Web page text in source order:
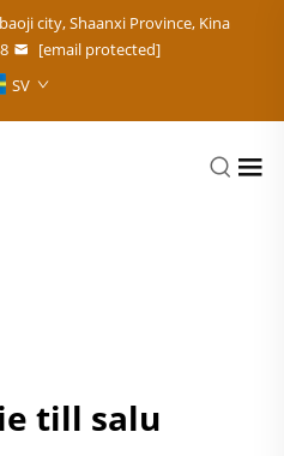
city, Shaanxi Province, Kina
[email protected]
SV
till salu